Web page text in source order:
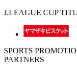
J.LEAGUE CUP
SPORTS
PARTNERS